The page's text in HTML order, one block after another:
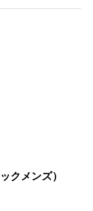
クメンズ）